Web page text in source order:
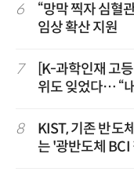
6
“망막 찍자 심혈
임상 확산 지원
7
[K-과학인재 고
위도 잊었다… “
8
KIST, 기존 반도
는 '광반도체 BCI